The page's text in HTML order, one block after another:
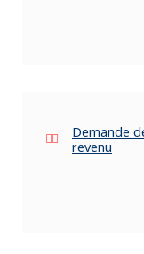
Demande
revenu